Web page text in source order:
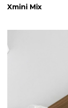
Xmini Mix